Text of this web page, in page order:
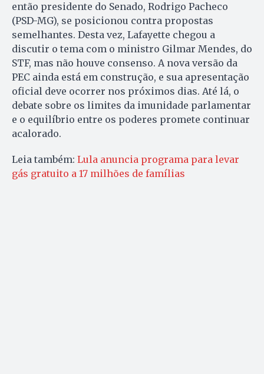
então presidente do Senado, Rodrigo Pacheco
(PSD-MG), se posicionou contra propostas
semelhantes. Desta vez, Lafayette chegou a
discutir o tema com o ministro Gilmar Mendes, do
STF, mas não houve consenso. A nova versão da
PEC ainda está em construção, e sua apresentação
oficial deve ocorrer nos próximos dias. Até lá, o
debate sobre os limites da imunidade parlamentar
e o equilíbrio entre os poderes promete continuar
acalorado.
Leia também: Lula anuncia programa para levar
gás gratuito a 17 milhões de famílias